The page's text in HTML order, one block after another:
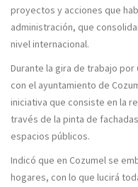
proyectos y acciones que
administración, que
nivel internacional.
Durante la gira de trabajo
con el ayuntamiento de
iniciativa que consiste en la
través de la pinta de
espacios públicos.
Indicó que en Cozumel se
hogares, con lo que lucirá